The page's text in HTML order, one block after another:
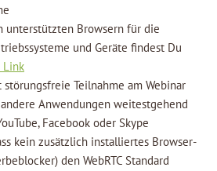
unterstützten Browsern für die
und Geräte findest Du
Link
Teilnahme am Webinar
Anwendungen weitestgehend
Facebook oder Skype
kein zusätzlich installiertes Browser-
den WebRTC Standard